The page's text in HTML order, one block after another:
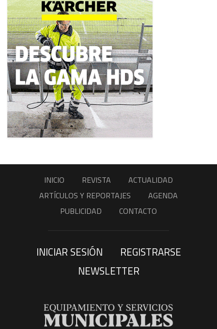
INICIO REVISTA
ACTUALIDAD
ARTÍCULOS Y REPORTAJES
AGENDA
PUBLICIDAD
CONTACTO
INICIAR SESIÓN
REGISTRARSE
NEWSLETTER